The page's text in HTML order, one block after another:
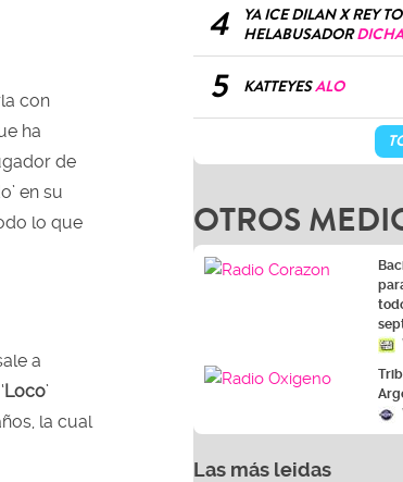
con
ha
de
en su
lo que
a
Loco’
la cual
4
YA ICE DILAN X REY
HELABUSADOR
5 KATTEYESALO
OTROS
Las más leidas